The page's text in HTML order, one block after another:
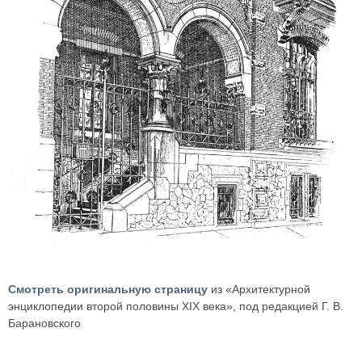
Смотреть оригинальную страницу из «Архитектурной
энциклопедии второй половины XIX века», под редакцией Г. В.
Барановского